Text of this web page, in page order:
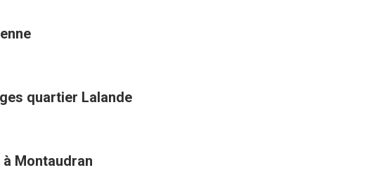
quartier Lalande
Montaudran